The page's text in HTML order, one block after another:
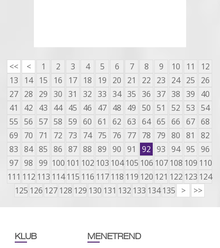
<< < 1 2 3 4 5 6 7 8 9 10 11
12
13
14 15 16 17 18 19 20 21 22 23 24 25
26
27 28 29 30 31 32 33 34 35 36 37 38 39
40
41
42 43 44 45 46 47 48 49 50 51 52 53 54
55 56 57 58 59 60 61 62 63 64 65 66 67 68
69
70 71 72 73 74 75 76 77 78 79 80 81
82
83 84 85 86 87 88 89 90 91 92 93 94 95 96
97 98 99 100 101 102 103 104 105 106 107 108 109 110
111 112 113 114 115 116 117 118 119 120 121 122 123 124
125 126 127 128 129 130 131 132 133 134 135 > >>
KLUB MENETREND